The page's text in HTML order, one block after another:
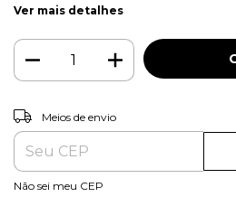
Ver mais detalhes
Entregas para o CEP:
Meios de envio
Não sei meu CEP